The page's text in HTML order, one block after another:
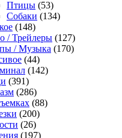
Птицы (53)
Собаки (134)
(148)
/ Трейлеры (127)
/ Музыка (170)
(44)
(142)
(391)
(286)
(88)
(200)
(26)
(197)